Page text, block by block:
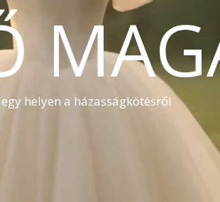
helyen a házasságkötésről